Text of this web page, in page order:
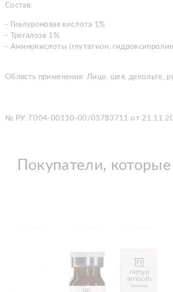
Состав:
- Гиалуроновая кислота 1%
- Трегалоза 1%
- Аминокислоты (глутатион,
Область применения: Лицо, шея, декольте,
№ РУ: Г004-00110-00/03783711 от
Покупатели,